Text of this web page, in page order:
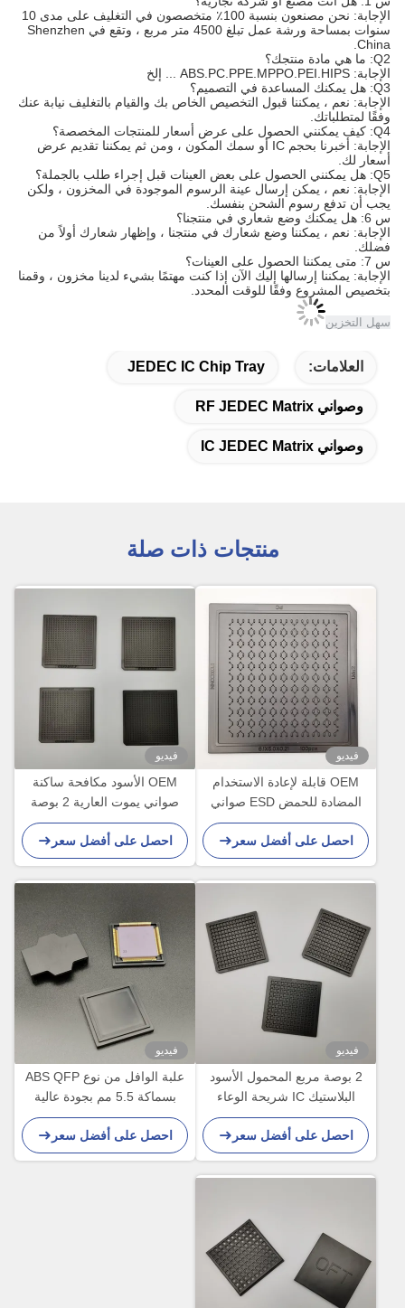
الإجابة: نحن مصنعون بنسبة 100٪ متخصصون في التغليف على مدى 10
سنوات بمساحة ورشة عمل تبلغ 4500 متر مربع ، وتقع في Shenzhen
China.
Q2: ما هي مادة منتجك؟
الإجابة: ABS.PC.PPE.MPPO.PEI.HIPS ... إلخ
Q3: هل يمكنك المساعدة في التصميم؟
الإجابة: نعم ، يمكننا قبول التخصيص الخاص بك والقيام بالتغليف نيابة عنك
وفقًا لمتطلباتك.
Q4: كيف يمكنني الحصول على عرض أسعار للمنتجات المخصصة؟
الإجابة: أخبرنا بحجم IC أو سمك المكون ، ومن ثم يمكننا تقديم عرض
أسعار لك.
Q5: هل يمكنني الحصول على بعض العينات قبل إجراء طلب بالجملة؟
الإجابة: نعم ، يمكن إرسال عينة الرسوم الموجودة في المخزون ، ولكن
يجب أن تدفع رسوم الشحن بنفسك.
س 6: هل يمكنك وضع شعاري في منتجنا؟
الإجابة: نعم ، يمكننا وضع شعارك في منتجنا ، وإظهار شعارك أولاً من
فضلك.
س 7: متى يمكننا الحصول على العينات؟
الإجابة: يمكننا إرسالها إليك الآن إذا كنت مهتمًا بشيء لدينا مخزون ، وقمنا
بتخصيص المشروع وفقًا للوقت المحدد.
سهل التخزين
العلامات: JEDEC IC Chip Tray
وصواني RF JEDEC Matrix
وصواني IC JEDEC Matrix
منتجات ذات صلة
فيديو
OEM قابلة لإعادة الاستخدام
المضادة للحمض ESD صواني
بلاستيكية صغيرة الحجم وخفيفة
الوزن
احصل على أفضل سعر
فيديو
OEM الأسود مكافحة ساكنة
صواني يموت العارية 2 بوصة
غير سامة RoHS القياسية
احصل على أفضل سعر
فيديو
2 بوصة مربع المحمول الأسود
البلاستيك IC شريحة الوعاء
لأجهزة IC
احصل على أفضل سعر
فيديو
علبة الوافل من نوع ABS QFP
بسماكة 5.5 مم بجودة عالية
احصل على أفضل سعر